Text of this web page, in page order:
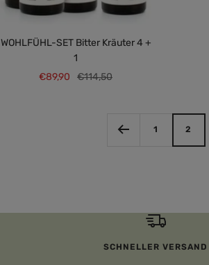
WOHLFÜHL-SET Bitter Kräuter 4 +
1
Angebotspreis
€89,90
Regulärer
€114,50
1 2
SCHNELLER VERSAND